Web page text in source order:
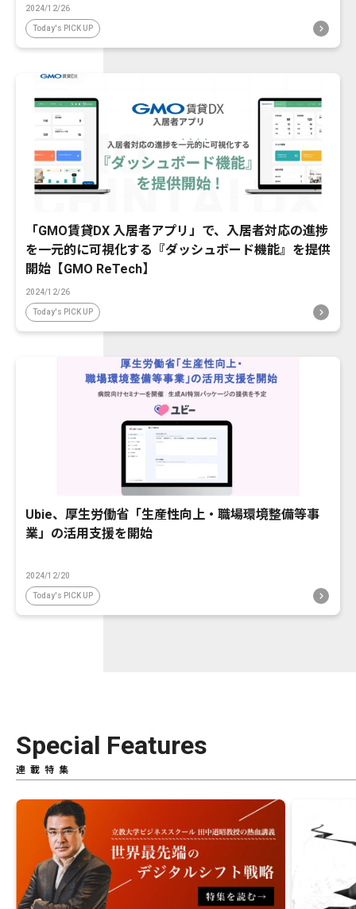
2024/12/26
Today's PICK UP
「GMO賃貸DX 入居者アプリ」で、入居者対応の進捗
を一元的に可視化する『ダッシュボード機能』を提供
開始【GMO ReTech】
2024/12/26
Today's PICK UP
Ubie、厚生労働省「生産性向上・職場環境整備等事
業」の活用支援を開始
2024/12/20
Today's PICK UP
Special Features
連載特集